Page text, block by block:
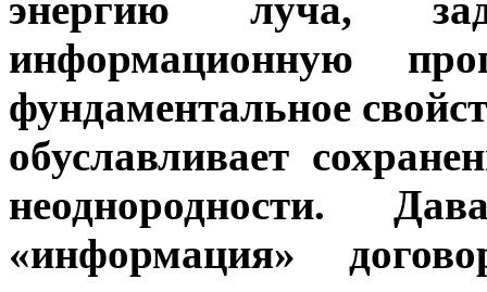
информационную
фундаментальное
обуславливает
неоднородности.
«информация»